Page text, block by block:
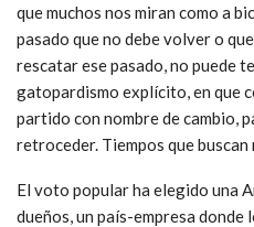
que muchos nos miran como a
pasado que no debe volver o
rescatar ese pasado, no puede
gatopardismo explícito, en que
partido con nombre de cambio,
retroceder. Tiempos que buscan
El voto popular ha elegido una
dueños, un país-empresa